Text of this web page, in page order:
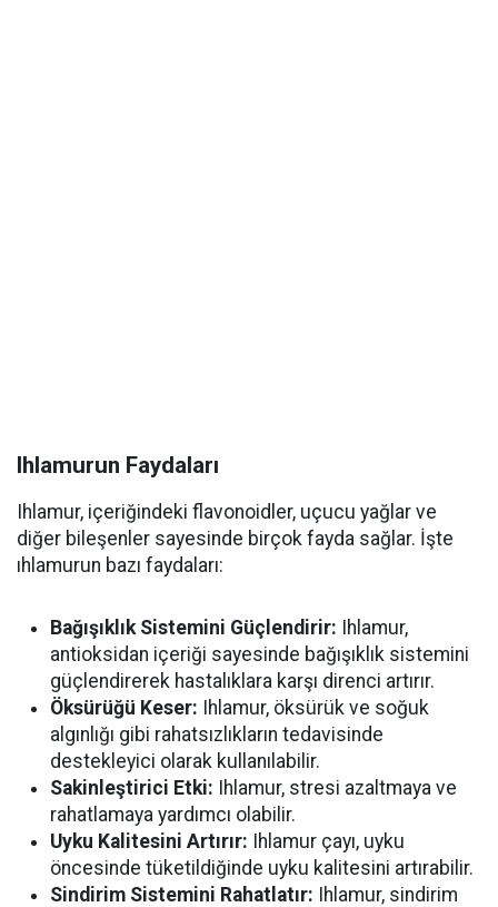
Ihlamurun Faydaları
Ihlamur, içeriğindeki flavonoidler, uçucu yağlar ve
diğer bileşenler sayesinde birçok fayda sağlar. İşte
ıhlamurun bazı faydaları:
Bağışıklık Sistemini Güçlendirir: Ihlamur,
antioksidan içeriği sayesinde bağışıklık sistemini
güçlendirerek hastalıklara karşı direnci artırır.
Öksürüğü Keser: Ihlamur, öksürük ve soğuk
algınlığı gibi rahatsızlıkların tedavisinde
destekleyici olarak kullanılabilir.
Sakinleştirici Etki: Ihlamur, stresi azaltmaya ve
rahatlamaya yardımcı olabilir.
Uyku Kalitesini Artırır: Ihlamur çayı, uyku
öncesinde tüketildiğinde uyku kalitesini artırabilir.
Sindirim Sistemini Rahatlatır: Ihlamur, sindirim